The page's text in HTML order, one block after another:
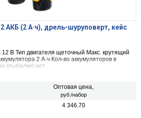
2 АКБ (2 А·ч), дрель-шуруповерт, кейс
12 B Тип двигателя щеточный Макс. крутящий
2 А·ч Кол-во аккумуляторов в
(рыбалки) нет
Оптовая цена,
руб./набор
4 346.70